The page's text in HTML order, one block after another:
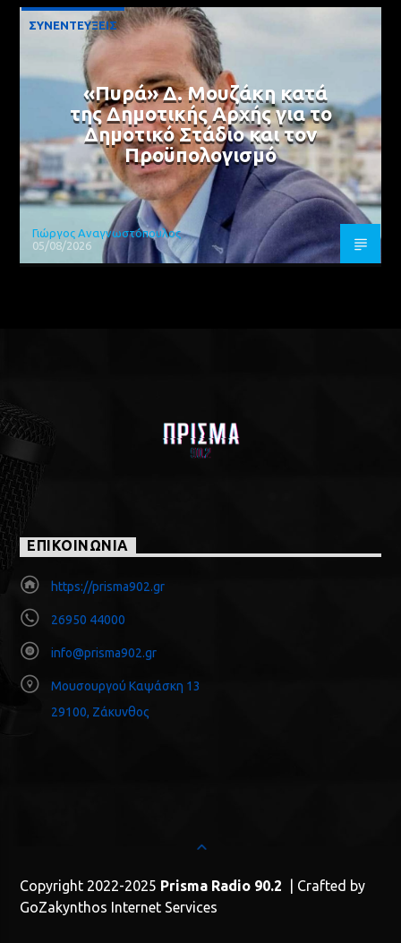
ΣΥΝΕΝΤΕΥΞΕΙΣ
«Πυρά» Δ. Μουζάκη κατά
της Δημοτικής Αρχής για το
Δημοτικό Στάδιο και τον
Προϋπολογισμό
Γιώργος Αναγνωστόπουλος
05/08/2026
ΕΠΙΚΟΙΝΩΝΙΑ
https://prisma902.gr
26950 44000
info@prisma902.gr
Μουσουργού Καψάσκη 13
29100, Ζάκυνθος
Copyright 2022-2025 Prisma Radio 90.2 | Crafted by
GoZakynthos Internet Services